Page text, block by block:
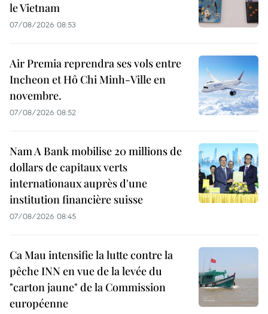
le Vietnam
07/08/2026 08:53
Air Premia reprendra ses vols entre
Incheon et Hô Chi Minh-Ville en
novembre.
07/08/2026 08:52
Nam A Bank mobilise 20 millions de
dollars de capitaux verts
internationaux auprès d'une
institution financière suisse
07/08/2026 08:45
Ca Mau intensifie la lutte contre la
pêche INN en vue de la levée du
"carton jaune" de la Commission
européenne